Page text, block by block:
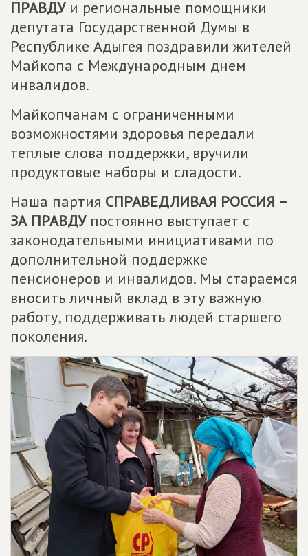
ПРАВДУи региональные помощники
депутата Государственной Думы в
Республике Адыгея поздравили жителей
Майкопа с Международным днем
инвалидов.
Майкопчанам с ограниченными
возможностями здоровья передали
теплые слова поддержки, вручили
продуктовые наборы и сладости.
Наша партия СПРАВЕДЛИВАЯ РОССИЯ –
ЗА ПРАВДУпостоянно выступает с
законодательными инициативами по
дополнительной поддержке
пенсионеров и инвалидов. Мы стараемся
вносить личный вклад в эту важную
работу, поддерживать людей старшего
поколения.